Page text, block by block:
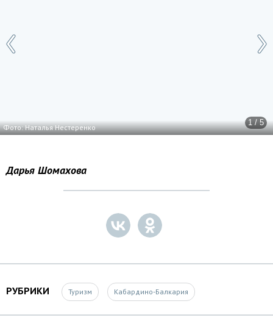
1 / 5
Фото: Наталья Нестеренко
Дарья Шомахова
РУБРИКИ Туризм Кабардино-Балкария